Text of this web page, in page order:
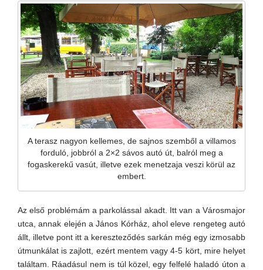
A terasz nagyon kellemes, de sajnos szemből a villamos
forduló, jobbról a 2×2 sávos autó út, balról meg a
fogaskerekű vasút, illetve ezek menetzaja veszi körül az
embert.
Az első problémám a parkolással akadt. Itt van a Városmajor
utca, annak elején a János Kórház, ahol eleve rengeteg autó
állt, illetve pont itt a kereszteződés sarkán még egy izmosabb
útmunkálat is zajlott, ezért mentem vagy 4-5 kört, mire helyet
találtam. Ráadásul nem is túl közel, egy felfelé haladó úton a